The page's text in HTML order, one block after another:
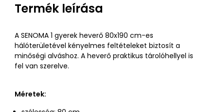
Termék leírása
A SENOMA 1 gyerek heverő 80x190 cm-es
hálóterületével kényelmes feltételeket biztosít a
minőségi alváshoz. A heverő praktikus tárolóhellyel is
fel van szerelve.
Méretek: